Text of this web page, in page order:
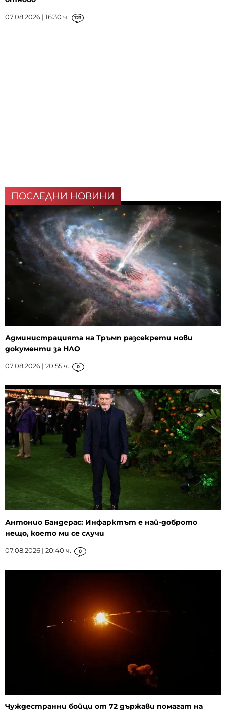
07.08.2026 | 16:30 ч. 123
ПОСЛЕДНИ НОВИНИ
Администрацията на Тръмп разсекрети нови
документи за НЛО
07.08.2026 | 20:55 ч. 0
Антонио Бандерас: Инфарктът е най-доброто
нещо, което ми се случи
07.08.2026 | 20:40 ч. 0
Чуждестранни бойци от 72 държави помагат на